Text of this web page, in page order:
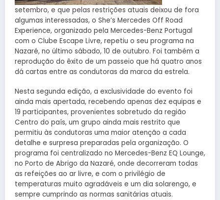
setembro, e que pelas restrições atuais deixou de fora
algumas interessadas, o She’s Mercedes Off Road
Experience, organizado pela Mercedes-Benz Portugal
com o Clube Escape Livre, repetiu o seu programa na
Nazaré, no último sábado, 10 de outubro. Foi também a
reprodução do êxito de um passeio que há quatro anos
dá cartas entre as condutoras da marca da estrela.
Nesta segunda edição, a exclusividade do evento foi
ainda mais apertada, recebendo apenas dez equipas e
19 participantes, provenientes sobretudo da região
Centro do país, um grupo ainda mais restrito que
permitiu às condutoras uma maior atenção a cada
detalhe e surpresa preparadas pela organização. O
programa foi centralizado no Mercedes-Benz EQ Lounge,
no Porto de Abrigo da Nazaré, onde decorreram todas
as refeições ao ar livre, e com o privilégio de
temperaturas muito agradáveis e um dia solarengo, e
sempre cumprindo as normas sanitárias atuais.